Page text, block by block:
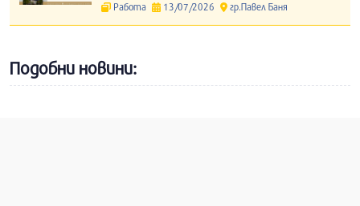
Работа 13/07/2026 гр.Павел Баня
Подобни новини: